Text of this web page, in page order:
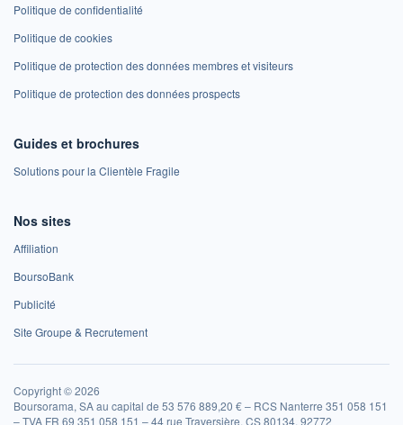
Politique de confidentialité
Politique de cookies
Politique de protection des données membres et visiteurs
Politique de protection des données prospects
Guides et brochures
Solutions pour la Clientèle Fragile
Nos sites
Affiliation
BoursoBank
Publicité
Site Groupe & Recrutement
Copyright © 2026
Boursorama, SA au capital de 53 576 889,20 € – RCS Nanterre 351 058 151
– TVA FR 69 351 058 151 – 44 rue Traversière, CS 80134, 92772